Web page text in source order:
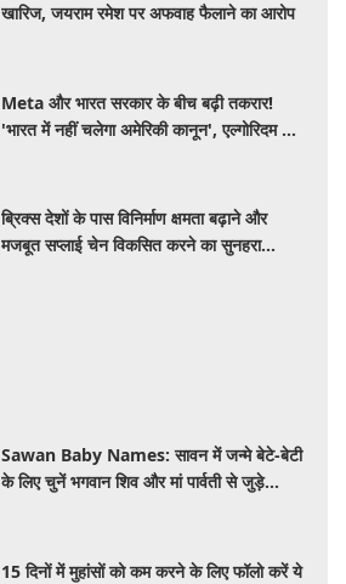
खारिज, जयराम रमेश पर अफवाह फैलाने का आरोप
Meta और भारत सरकार के बीच बढ़ी तकरार!
'भारत में नहीं चलेगा अमेरिकी कानून', एल्गोरिदम को
ब्रिक्स देशों के पास विनिर्माण क्षमता बढ़ाने और
मजबूत सप्लाई चेन विकसित करने का सुनहरा
Sawan Baby Names: सावन में जन्मे बेटे-बेटी
के लिए चुनें भगवान शिव और मां पार्वती से जुड़े
15 दिनों में मुहांसों को कम करने के लिए फॉलो करें ये